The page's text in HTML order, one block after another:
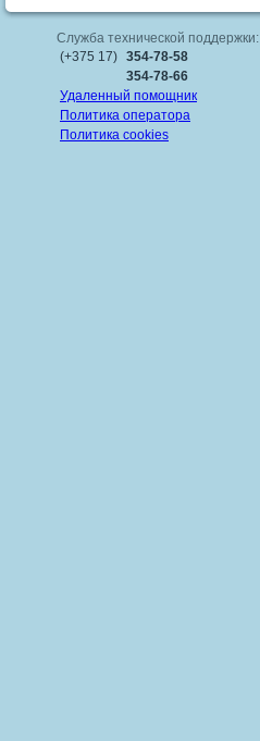
Служба технической поддержки:
(+375 17) 354-78-58
354-78-66
Удаленный помощник
Политика оператора
Политика cookies